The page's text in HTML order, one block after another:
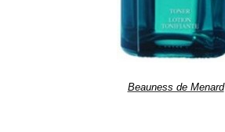
Beauness de Menard